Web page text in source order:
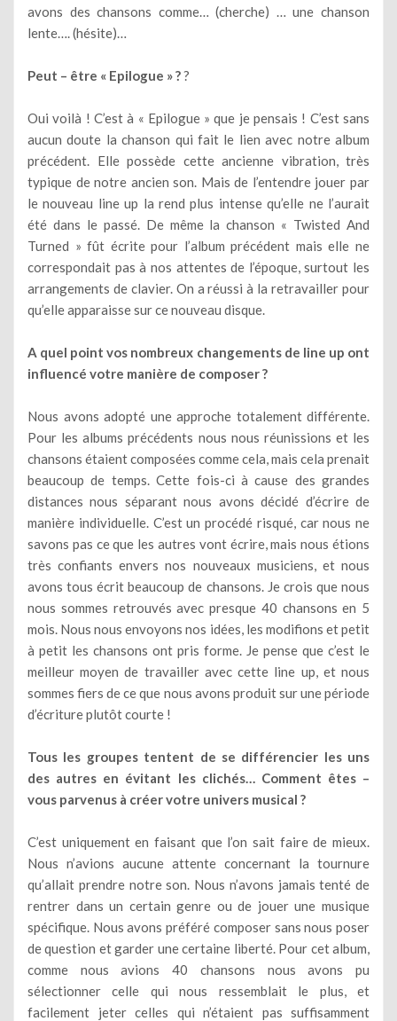
avons des chansons comme… (cherche) … une chanson
lente…. (hésite)…
Peut – être « Epilogue » ??
Oui voilà ! C’est à « Epilogue » que je pensais ! C’est sans
aucun doute la chanson qui fait le lien avec notre album
précédent. Elle possède cette ancienne vibration, très
typique de notre ancien son. Mais de l’entendre jouer par
le nouveau line up la rend plus intense qu’elle ne l’aurait
été dans le passé. De même la chanson « Twisted And
Turned » fût écrite pour l’album précédent mais elle ne
correspondait pas à nos attentes de l’époque, surtout les
arrangements de clavier. On a réussi à la retravailler pour
qu’elle apparaisse sur ce nouveau disque.
A quel point vos nombreux changements de line up ont
influencé votre manière de composer ?
Nous avons adopté une approche totalement différente.
Pour les albums précédents nous nous réunissions et les
chansons étaient composées comme cela, mais cela prenait
beaucoup de temps. Cette fois-ci à cause des grandes
distances nous séparant nous avons décidé d’écrire de
manière individuelle. C’est un procédé risqué, car nous ne
savons pas ce que les autres vont écrire, mais nous étions
très confiants envers nos nouveaux musiciens, et nous
avons tous écrit beaucoup de chansons. Je crois que nous
nous sommes retrouvés avec presque 40 chansons en 5
mois. Nous nous envoyons nos idées, les modifions et petit
à petit les chansons ont pris forme. Je pense que c’est le
meilleur moyen de travailler avec cette line up, et nous
sommes fiers de ce que nous avons produit sur une période
d’écriture plutôt courte !
Tous les groupes tentent de se différencier les uns
des autres en évitant les clichés… Comment êtes –
vous parvenus à créer votre univers musical ?
C’est uniquement en faisant que l’on sait faire de mieux.
Nous n’avions aucune attente concernant la tournure
qu’allait prendre notre son. Nous n’avons jamais tenté de
rentrer dans un certain genre ou de jouer une musique
spécifique. Nous avons préféré composer sans nous poser
de question et garder une certaine liberté. Pour cet album,
comme nous avions 40 chansons nous avons pu
sélectionner celle qui nous ressemblait le plus, et
facilement jeter celles qui n’étaient pas suffisamment